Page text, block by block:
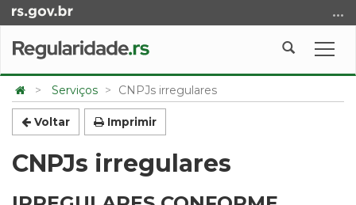
para
para
Abrir
Início
do
conteúdo
Serviços CNPJs irregulares
Voltar Imprimir
CNPJs irregulares